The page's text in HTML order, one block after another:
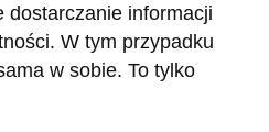
dostarczanie informacji
W tym przypadku
w sobie. To tylko